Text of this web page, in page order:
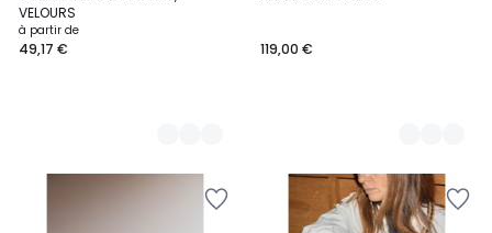
VELOURS
à partir de
49,17 € 119,00 €